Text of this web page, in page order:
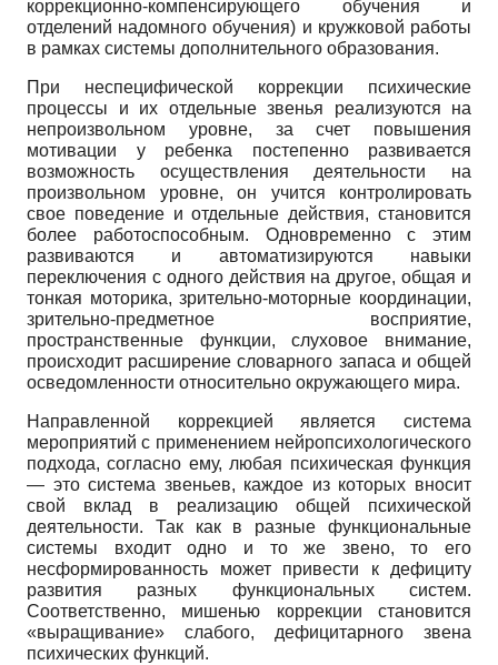
коррекционно-компенсирующего обучения и
отделений надомного обучения) и кружковой работы
в рамках системы дополнительного образования.
При неспецифической коррекции психические
процессы и их отдельные звенья реализуются на
непроизвольном уровне, за счет повышения
мотивации у ребенка постепенно развивается
возможность осуществления деятельности на
произвольном уровне, он учится контролировать
свое поведение и отдельные действия, становится
более работоспособным. Одновременно с этим
развиваются и автоматизируются навыки
переключения с одного действия на другое, общая и
тонкая моторика, зрительно-моторные координации,
зрительно-предметное восприятие,
пространственные функции, слуховое внимание,
происходит расширение словарного запаса и общей
осведомленности относительно окружающего мира.
Направленной коррекцией является система
мероприятий с применением нейропсихологического
подхода, согласно ему, любая психическая функция
— это система звеньев, каждое из которых вносит
свой вклад в реализацию общей психической
деятельности. Так как в разные функциональные
системы входит одно и то же звено, то его
несформированность может привести к дефициту
развития разных функциональных систем.
Соответственно, мишенью коррекции становится
«выращивание» слабого, дефицитарного звена
психических функций.